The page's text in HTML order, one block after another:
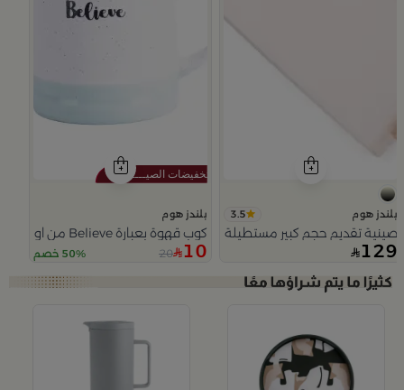
بلندز هوم 3.5
صينية تقديم حجم كبير مستطيلة بيج و اسود من اورورا
129
بلندز هوم
كوب قهوة بعبارة Believe من اورورا
10
20 50% خصم
Slide 1 of 4